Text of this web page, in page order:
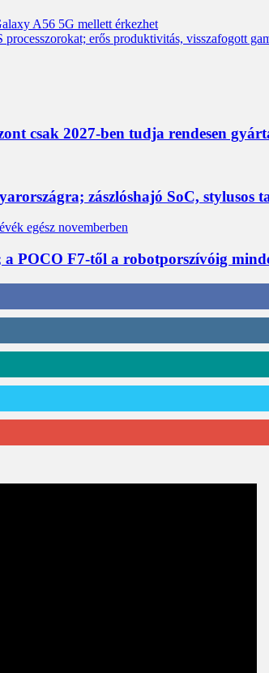
A56 5G mellett érkezhet
erős produktivitás, visszafogott
csak 2027-ben tudja rendesen
zászlóshajó SoC, stylusos
POCO F7-től a robotporszívóig